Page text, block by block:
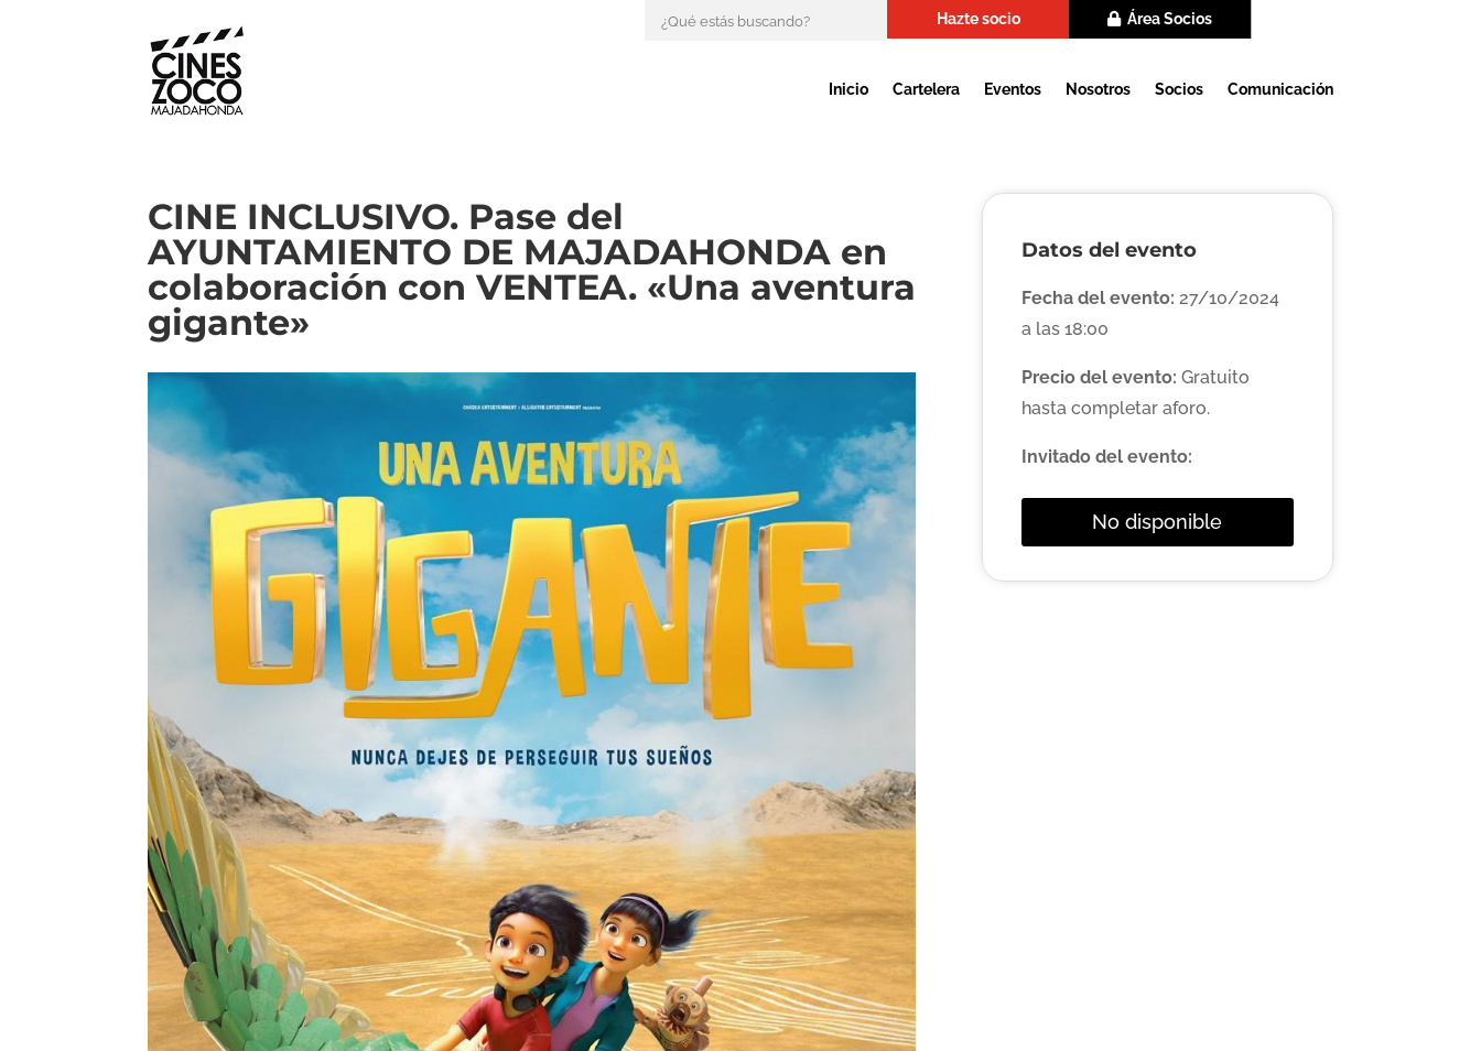
Hazte socio Área Socios
Inicio Cartelera Eventos Nosotros Socios Comunicación
CINE INCLUSIVO. Pase del
AYUNTAMIENTO DE MAJADAHONDA en
colaboración con VENTEA. «Una aventura
gigante»
Datos del evento
Fecha del evento: 27/10/2024
a las 18:00
Precio del evento: Gratuito
hasta completar aforo.
Invitado del evento:
No disponible